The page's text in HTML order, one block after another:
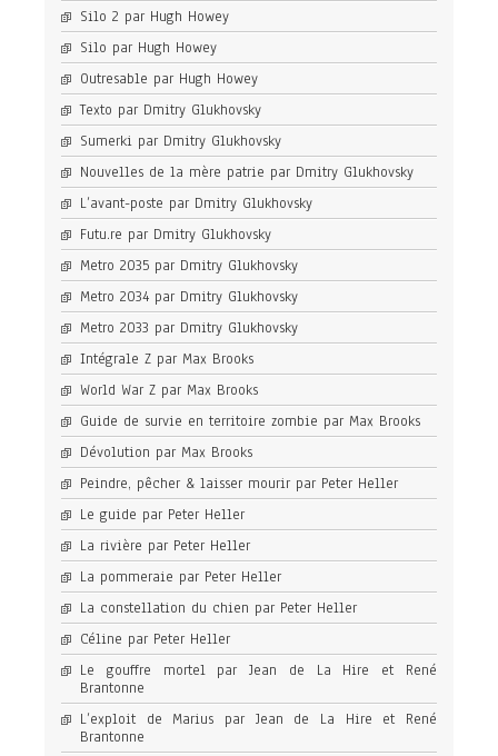
Silo 2 par Hugh Howey
Silo par Hugh Howey
Outresable par Hugh Howey
Texto par Dmitry Glukhovsky
Sumerki par Dmitry Glukhovsky
Nouvelles de la mère patrie par Dmitry Glukhovsky
L’avant-poste par Dmitry Glukhovsky
Futu.re par Dmitry Glukhovsky
Metro 2035 par Dmitry Glukhovsky
Metro 2034 par Dmitry Glukhovsky
Metro 2033 par Dmitry Glukhovsky
Intégrale Z par Max Brooks
World War Z par Max Brooks
Guide de survie en territoire zombie par Max Brooks
Dévolution par Max Brooks
Peindre, pêcher & laisser mourir par Peter Heller
Le guide par Peter Heller
La rivière par Peter Heller
La pommeraie par Peter Heller
La constellation du chien par Peter Heller
Céline par Peter Heller
Le gouffre mortel par Jean de La Hire et René
Brantonne
L’exploit de Marius par Jean de La Hire et René
Brantonne